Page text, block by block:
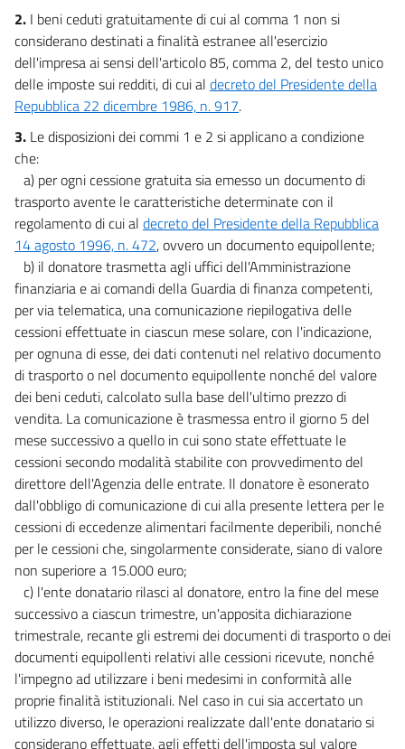
2. I beni ceduti gratuitamente di cui al comma 1 non si
considerano destinati a finalità estranee all'esercizio
dell'impresa ai sensi dell'articolo 85, comma 2, del testo unico
delle imposte sui redditi, di cui al decreto del Presidente della
Repubblica 22 dicembre 1986, n. 917.
3. Le disposizioni dei commi 1 e 2 si applicano a condizione
che:
a) per ogni cessione gratuita sia emesso un documento di
trasporto avente le caratteristiche determinate con il
regolamento di cui al decreto del Presidente della Repubblica
14 agosto 1996, n. 472, ovvero un documento equipollente;
b) il donatore trasmetta agli uffici dell'Amministrazione
finanziaria e ai comandi della Guardia di finanza competenti,
per via telematica, una comunicazione riepilogativa delle
cessioni effettuate in ciascun mese solare, con l'indicazione,
per ognuna di esse, dei dati contenuti nel relativo documento
di trasporto o nel documento equipollente nonché del valore
dei beni ceduti, calcolato sulla base dell'ultimo prezzo di
vendita. La comunicazione è trasmessa entro il giorno 5 del
mese successivo a quello in cui sono state effettuate le
cessioni secondo modalità stabilite con provvedimento del
direttore dell'Agenzia delle entrate. Il donatore è esonerato
dall'obbligo di comunicazione di cui alla presente lettera per le
cessioni di eccedenze alimentari facilmente deperibili, nonché
per le cessioni che, singolarmente considerate, siano di valore
non superiore a 15.000 euro;
c) l'ente donatario rilasci al donatore, entro la fine del mese
successivo a ciascun trimestre, un'apposita dichiarazione
trimestrale, recante gli estremi dei documenti di trasporto o dei
documenti equipollenti relativi alle cessioni ricevute, nonché
l'impegno ad utilizzare i beni medesimi in conformità alle
proprie finalità istituzionali. Nel caso in cui sia accertato un
utilizzo diverso, le operazioni realizzate dall'ente donatario si
considerano effettuate, agli effetti dell'imposta sul valore